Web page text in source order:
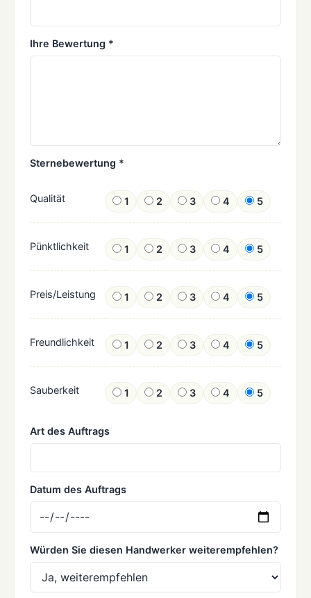
Ihre Bewertung *
Sternebewertung *
Qualität 1 2 3 4 5
Pünktlichkeit 1 2 3 4 5
Preis/Leistung 1 2 3 4 5
Freundlichkeit 1 2 3 4 5
Sauberkeit 1 2 3 4 5
Art des Auftrags
Datum des Auftrags
Würden Sie diesen Handwerker weiterempfehlen?